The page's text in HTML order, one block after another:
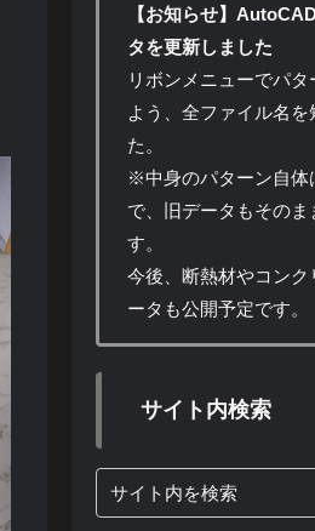
【お知らせ】
タを更新しました
リボンメニューでパ
よう、全ファイル名
た。
※中身のパターン自体
で、旧データもそのま
す。
今後、断熱材やコン
ータも公開予定です。
サイト内検索